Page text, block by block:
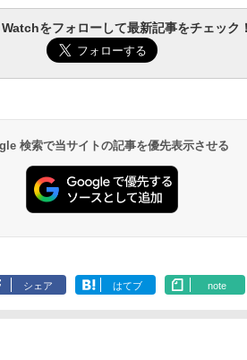
をフォローして最新記事をチェック！
検索で当サイトの記事を優先表示させる
シェア はてブ note